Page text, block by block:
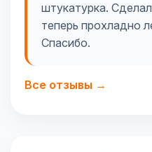
штукатурка.
теперь прохладно
Спасибо.
Все отзывы →